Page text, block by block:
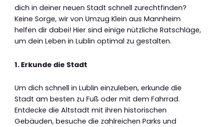
dich in deiner neuen Stadt schnell zurechtfinden?
Keine Sorge, wir von Umzug Klein aus Mannheim
helfen dir dabei! Hier sind einige nützliche Ratschläge,
um dein Leben in Lublin optimal zu gestalten.
1. Erkunde die Stadt
Um dich schnell in Lublin einzuleben, erkunde die
Stadt am besten zu Fuß oder mit dem Fahrrad.
Entdecke die Altstadt mit ihren historischen
Gebäuden, besuche die zahlreichen Parks und